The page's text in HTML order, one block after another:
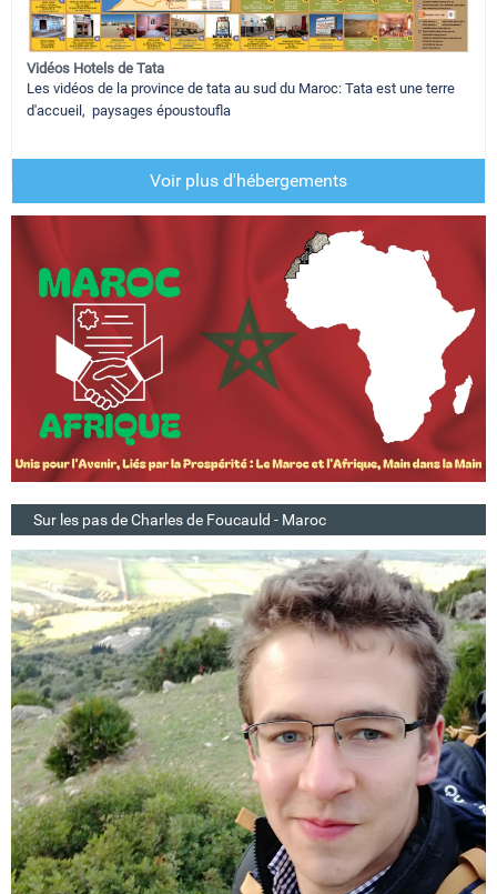
Vidéos Hotels de Tata
Les vidéos de la province de tata au sud du Maroc: Tata est une terre
d'accueil, paysages époustoufla
Voir plus d'hébergements
Sur les pas de Charles de Foucauld - Maroc